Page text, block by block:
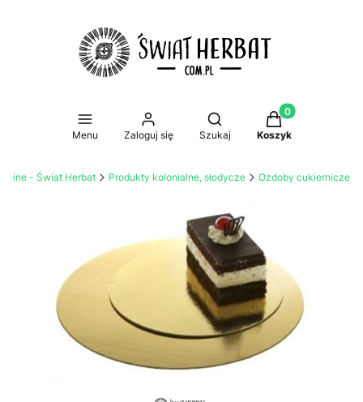
Menu Zaloguj się
Otwórz wyszukiwarkę
Szukaj
Produkty w
Koszyk
- Świat Herbat Produkty kolonialne, słodycze Ozdoby cukiernicze